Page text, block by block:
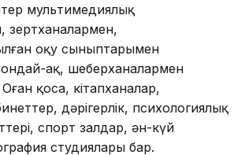
мультимедиялық
зертханалармен,
оқу сыныптарымен
ақ, шеберханалармен
қоса, кітапханалар,
дәрігерлік, психологиялық
спорт залдар, ән-күй
студиялары бар.